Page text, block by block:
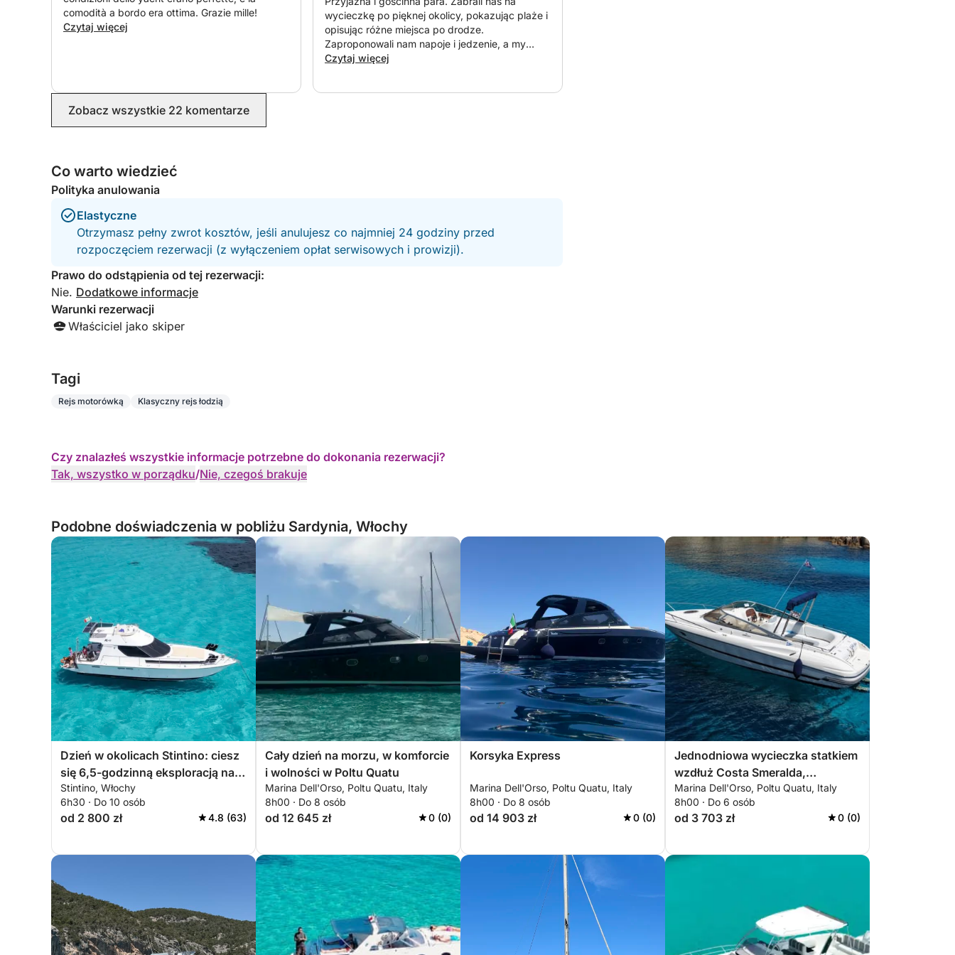
vacation, and we will always remember it. We
highly recommend this charter to anyone
looking for an authentic, relaxing, and
unforgettable day on the water. We can’t wait to
comodità a bordo era ottima. Grazie mille!
Czytaj więcej
wycieczkę po pięknej okolicy, pokazując plaże i
opisując różne miejsca po drodze.
Zaproponowali nam napoje i jedzenie, a my
mogliśmy skorzystać z deski SUP i kajaka, aby
Czytaj więcej
Zobacz wszystkie 22 komentarze
Co warto wiedzieć
Polityka anulowania
Elastyczne
Otrzymasz pełny zwrot kosztów, jeśli anulujesz co najmniej 24 godziny przed
rozpoczęciem rezerwacji (z wyłączeniem opłat serwisowych i prowizji).
Prawo do odstąpienia od tej rezerwacji:
Nie. Dodatkowe informacje
Warunki rezerwacji
Właściciel jako skiper
Tagi
Rejs motorówką Klasyczny rejs łodzią
Czy znalazłeś wszystkie informacje potrzebne do dokonania rezerwacji?
Tak, wszystko w porządku/Nie, czegoś brakuje
Podobne doświadczenia w pobliżu Sardynia, Włochy
Dzień w okolicach Stintino: ciesz
się 6,5-godzinną eksploracją na
pokładzie 14-metrowej łodzi
motorowej
Stintino, Włochy
6h30 · Do 10 osób
od 2 800 zł 4.8 (63)
Cały dzień na morzu, w komforcie
i wolności w Poltu Quatu
Marina Dell'Orso, Poltu Quatu, Italy
8h00 · Do 8 osób
od 12 645 zł 0 (0)
Korsyka Express
Marina Dell'Orso, Poltu Quatu, Italy
8h00 · Do 8 osób
od 14 903 zł 0 (0)
Jednodniowa wycieczka statkiem
wzdłuż Costa Smeralda,
pomiędzy Porto Cervo i
archipelagiem La Maddalena.
Marina Dell'Orso, Poltu Quatu, Italy
8h00 · Do 6 osób
od 3 703 zł 0 (0)